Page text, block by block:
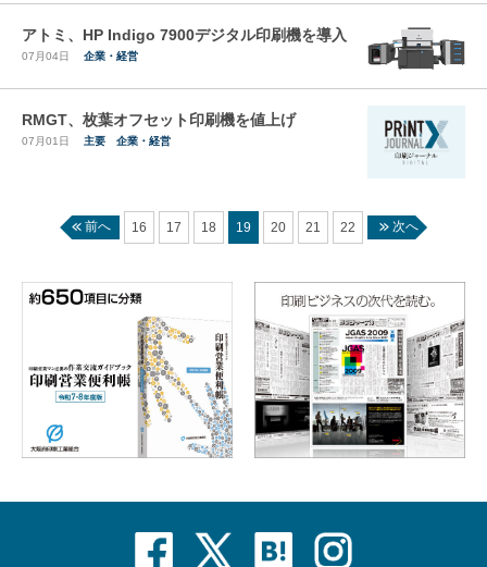
アトミ、HP Indigo 7900デジタル印刷機を導入
07月04日 企業・経営
RMGT、枚葉オフセット印刷機を値上げ
07月01日 主要 企業・経営
前へ 16 17 18 19 20 21 22 次へ